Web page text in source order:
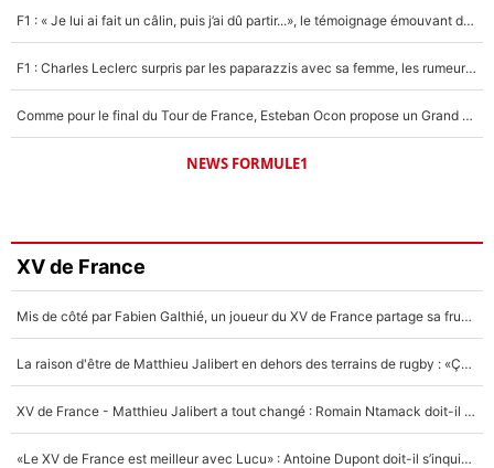
F1 : « Je lui ai fait un câlin, puis j’ai dû partir...», le témoignage émouvant de Max Verstappen sur sa fille
F1 : Charles Leclerc surpris par les paparazzis avec sa femme, les rumeurs étaient vraies !
Comme pour le final du Tour de France, Esteban Ocon propose un Grand Prix de Formule 1 à Paris : «Autour de l’Arc de Triomphe, ce serait génial» !
NEWS FORMULE1
XV de France
Mis de côté par Fabien Galthié, un joueur du XV de France partage sa frustration : «ils ne me l’ont pas dit tout de suite»
La raison d'être de Matthieu Jalibert en dehors des terrains de rugby : «Ça m'atteint autant que si tu touches à un membre de ma famille»
XV de France - Matthieu Jalibert a tout changé : Romain Ntamack doit-il s’inquiéter pour sa place à un an de la Coupe du monde ?
«Le XV de France est meilleur avec Lucu» : Antoine Dupont doit-il s’inquiéter pour sa place ?